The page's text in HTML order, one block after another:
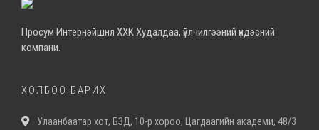
Просум Интернэйшнл ХХК Худалдаа, үйлчилгээний үндэсний
компани.
ХОЛБОО БАРИХ
Улаанбаатар хот, БЗД, 10-р хороо, Цагдаагийн академи, 48/3